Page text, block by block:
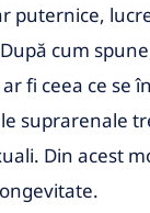
puternice,
cum
fi ceea ce se
suprarenale
Din acest